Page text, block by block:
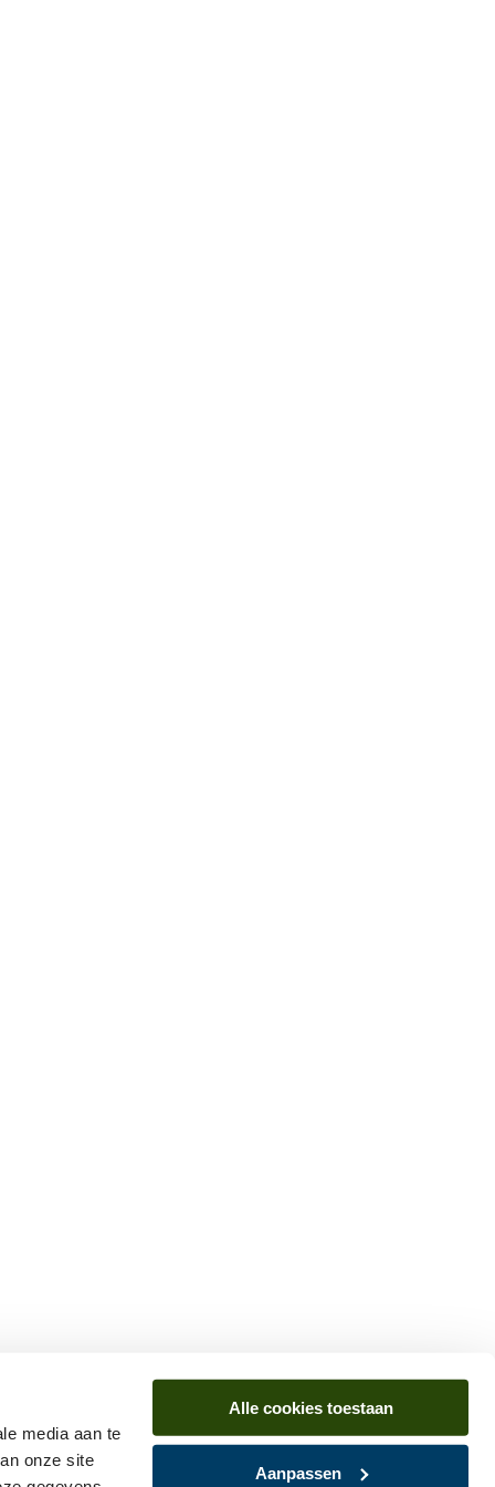
media aan te
onze site
Alle cookies toestaan
Aanpassen